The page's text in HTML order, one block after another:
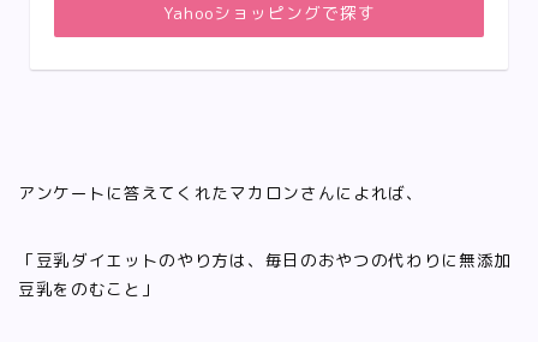
Yahooショッピングで探す
アンケートに答えてくれたマカロンさんによれば、
「豆乳ダイエットのやり方は、毎日のおやつの代わりに無添加
豆乳をのむこと」